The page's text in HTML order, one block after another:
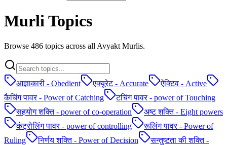
Murli Topics
Browse 486 topics across all Avyakt Murlis.
आज्ञाकारी - Obedient एक्यूरेट - Accurate
ऐक्टिव - Active
कैचिंग पावर - Power of Catching
टचिंग पावर - power of Touching
सहयोग शक्ति - power of co-operation
अष्ट शक्ति - Eight powers
कंट्रोलिंग पावर - power of controlling
रूलिंग पावर - Power of
Ruling
निर्णय शक्ति - Power of Decision
सन्तुष्टता की शक्ति -